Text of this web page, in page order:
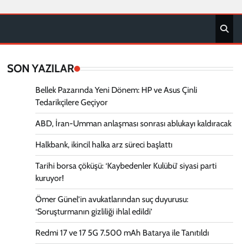
SON YAZILAR
Bellek Pazarında Yeni Dönem: HP ve Asus Çinli
Tedarikçilere Geçiyor
ABD, İran-Umman anlaşması sonrası ablukayı kaldıracak
Halkbank, ikincil halka arz süreci başlattı
Tarihi borsa çöküşü: ‘Kaybedenler Kulübü’ siyasi parti
kuruyor!
Ömer Günel’in avukatlarından suç duyurusu:
‘Soruşturmanın gizliliği ihlal edildi’
Redmi 17 ve 17 5G 7.500 mAh Batarya ile Tanıtıldı